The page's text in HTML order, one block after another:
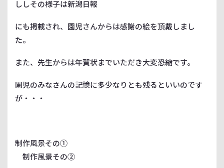
ししその様子は新潟日報
にも掲載され、園児さんからは感謝の絵を頂戴しまし
た。
また、先生からは年賀状までいただき大変恐縮です。
園児のみなさんの記憶に多少なりとも残るといいのです
が・・・
制作風景その①
制作風景その②